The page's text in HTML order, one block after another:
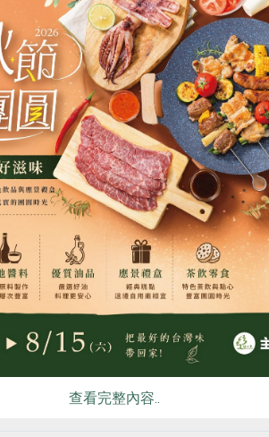
鴻福食品工廠股份有限公司
黑糖沙琪瑪-6入
225公克(6入)
奶蛋素
常溫
$45
鴻福
原
50公
全素
$28
知蓮實業有限公司
食譜 減硝酸鹽 雞蛋 食安
查看完整內容..